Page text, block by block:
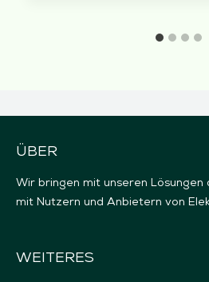
ÜBER
Wir bringen mit unseren Lösungen
mit Nutzern und Anbietern von
WEITERES